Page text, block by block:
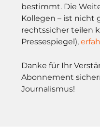
bestimmt. Die
Kollegen – ist nicht
rechtssicher teilen
Pressespiegel),
Danke für Ihr
Abonnement
Journalismus!